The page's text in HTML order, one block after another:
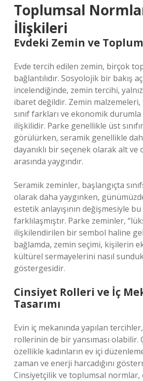
Toplumsal
İlişkileri
Evdeki Zemin ve
Evde tercih edilen zemin, birçok
bağlantılıdır. Sosyolojik bir bakış
incelendiğinde, zemin tercihi,
ibaret değildir. Zemin
sınıf farkları ve ekonomik
ilişkilidir. Parke genellikle üst
görülürken, seramik genellikle
dayanıklı bir seçenek olarak alt ve
arasında yaygındır.
Seramik zeminler, başlangıçta
olarak daha yaygınken,
estetik anlayışının değişmesiyle
farklılaşmıştır. Parke zeminler,
ilişkilendirilen bir sembol haline
bağlamda, zemin seçimi, kişilerin
kültürel sermayelerini nasıl
göstergesidir.
Cinsiyet Rolleri ve İç
Tasarımı
Evin iç mekanında yapılan
rollerinin de bir yansıması olabilir.
özellikle kadınların ev içi
zaman ve enerji harcadığını
Cinsiyetçilik ve toplumsal normlar,